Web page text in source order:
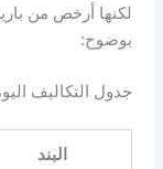
لكنها أرخص من
بوضوح:
جدول التكاليف
البند